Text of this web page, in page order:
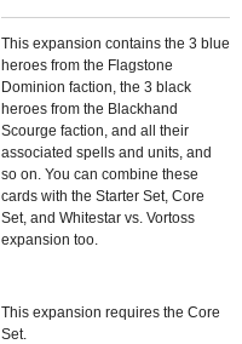
This expansion contains the 3 blue
heroes from the Flagstone
Dominion faction, the 3 black
heroes from the Blackhand
Scourge faction, and all their
associated spells and units, and
so on. You can combine these
cards with the Starter Set, Core
Set, and Whitestar vs. Vortoss
expansion too.
This expansion requires the Core
Set.